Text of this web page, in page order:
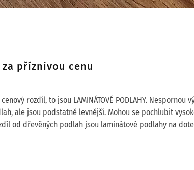
příznivou cenu
rozdíl, to jsou LAMINÁTOVÉ PODLAHY. Nespornou
ale jsou podstatně levnější. Mohou se pochlubit
od dřevěných podlah jsou laminátové podlahy na